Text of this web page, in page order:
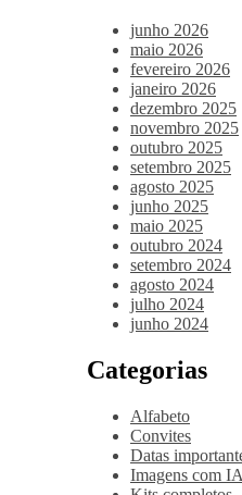
junho 2026
maio 2026
fevereiro 2026
janeiro 2026
dezembro 2025
novembro 2025
outubro 2025
setembro 2025
agosto 2025
junho 2025
maio 2025
outubro 2024
setembro 2024
agosto 2024
julho 2024
junho 2024
Categorias
Alfabeto
Convites
Datas
Imagens com IA